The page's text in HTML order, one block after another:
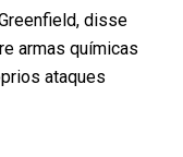
disse
armas químicas
ataques